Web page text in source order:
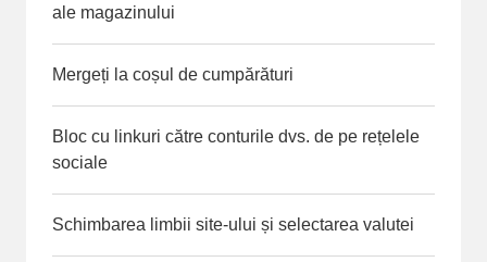
ale magazinului
Mergeți la coșul de cumpărături
Bloc cu linkuri către conturile dvs. de pe rețelele
sociale
Schimbarea limbii site-ului și selectarea valutei